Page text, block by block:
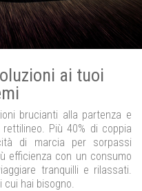
ai tuoi
brucianti alla partenza e
Più 40% di coppia
di marcia per sorpassi
efficienza con un consumo
tranquilli e rilassati.
hai bisogno.